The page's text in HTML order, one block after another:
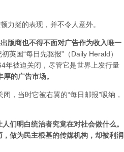
力挺的表现，并不令人意外。
版商也不得不面对广告作为收入唯一
英国“每日先驱报”（Daily Herald）
年被迫关闭，尽管它是世界上发行量
的广告市场。
，当时它被右翼的“每日邮报”吸纳，
们明白统治者究竟在对社会做什么。
做为民主根基的传媒机构，却被利润